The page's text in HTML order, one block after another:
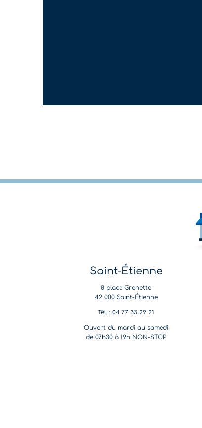
Saint-Étienne
8 place Grenette
42 000 Saint-Étienne
Tél. : 04 77 33 29 21
Ouvert du mardi au samedi
de 07h30 à 19h NON-STOP